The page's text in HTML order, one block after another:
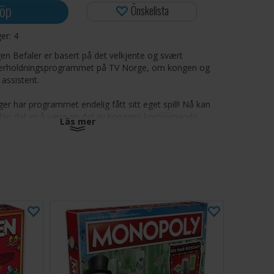
4
Önskelista
Befaler er basert på det velkjente og svært
på TV Norge, om kongen og
har programmet endelig fått sitt eget spill! Nå kan
det er å være en del av kongens kommando.
og venner, finn frem manuskortene og sett i
Läs mer